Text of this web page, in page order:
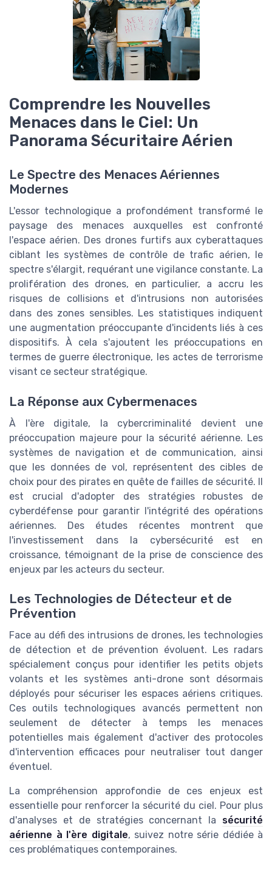
Comprendre les Nouvelles
Menaces dans le Ciel: Un
Panorama Sécuritaire Aérien
Le Spectre des Menaces Aériennes
Modernes
L'essor technologique a profondément transformé le
paysage des menaces auxquelles est confronté
l'espace aérien. Des drones furtifs aux cyberattaques
ciblant les systèmes de contrôle de trafic aérien, le
spectre s'élargit, requérant une vigilance constante. La
prolifération des drones, en particulier, a accru les
risques de collisions et d'intrusions non autorisées
dans des zones sensibles. Les statistiques indiquent
une augmentation préoccupante d'incidents liés à ces
dispositifs. À cela s'ajoutent les préoccupations en
termes de guerre électronique, les actes de terrorisme
visant ce secteur stratégique.
La Réponse aux Cybermenaces
À l'ère digitale, la cybercriminalité devient une
préoccupation majeure pour la sécurité aérienne. Les
systèmes de navigation et de communication, ainsi
que les données de vol, représentent des cibles de
choix pour des pirates en quête de failles de sécurité. Il
est crucial d'adopter des stratégies robustes de
cyberdéfense pour garantir l'intégrité des opérations
aériennes. Des études récentes montrent que
l'investissement dans la cybersécurité est en
croissance, témoignant de la prise de conscience des
enjeux par les acteurs du secteur.
Les Technologies de Détecteur et de
Prévention
Face au défi des intrusions de drones, les technologies
de détection et de prévention évoluent. Les radars
spécialement conçus pour identifier les petits objets
volants et les systèmes anti-drone sont désormais
déployés pour sécuriser les espaces aériens critiques.
Ces outils technologiques avancés permettent non
seulement de détecter à temps les menaces
potentielles mais également d'activer des protocoles
d'intervention efficaces pour neutraliser tout danger
éventuel.
La compréhension approfondie de ces enjeux est
essentielle pour renforcer la sécurité du ciel. Pour plus
d'analyses et de stratégies concernant la sécurité
aérienne à l'ère digitale, suivez notre série dédiée à
ces problématiques contemporaines.